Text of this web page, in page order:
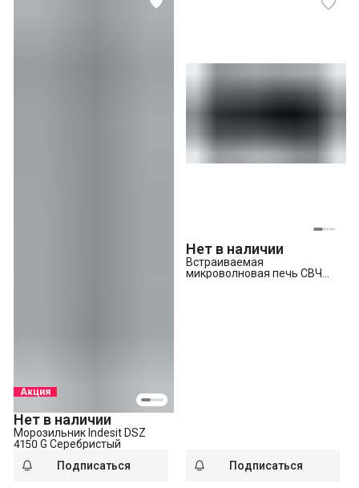
Акция
Нет в наличии
Морозильник Indesit DSZ
4150 G Серебристый
Подписаться
Нет в наличии
Встраиваемая
микроволновая печь СВЧ
Подписаться